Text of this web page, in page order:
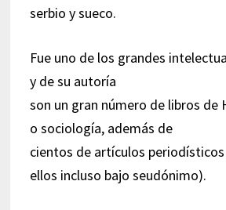
serbio y sueco.
Fue uno de los grandes
y de su autoría
son un gran número de libros de
o sociología, además de
cientos de artículos
ellos incluso bajo seudónimo).